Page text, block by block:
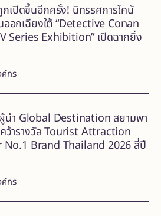
กร
เปิดขึ้นอีกครั้ง! นิทรรศการโคนั
ออกเฉียงใต้ “Detective Conan
Series Exhibition” เปิดฉากยิ่ง
กร
นำ Global Destination สยามพา
ว้ารางวัล Tourist Attraction
Brand Thailand 2026 สี่ปี